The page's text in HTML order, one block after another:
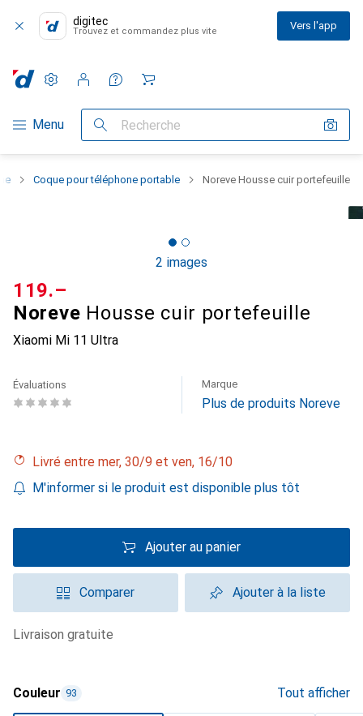
digitec
Trouvez et commandez plus vite Vers l'app
Navigation par catégorie
Menu Recherche
Paramètres
Compte client
Listes de comparaison
Listes d'envies
Panier
Coque pour téléphone portable Noreve Housse cuir portefeuille
2 images
Noreve Housse cuir portefeuille
Xiaomi Mi 11 Ultra
CHF
119.–
Évaluations Marque
Plus de produits Noreve
Livré entre mer, 30/9 et ven, 16/10
M'informer si le produit est disponible plus tôt
Ajouter au panier
Comparer Ajouter à la liste
livraison gratuite
Couleur 93 Tout afficher